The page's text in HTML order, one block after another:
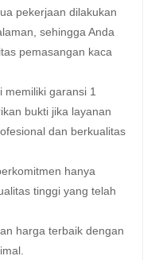
pekerjaan dilakukan
sehingga Anda
pemasangan kaca
memiliki garansi 1
bukti jika layanan
dan berkualitas
hanya
tinggi yang telah
harga terbaik dengan